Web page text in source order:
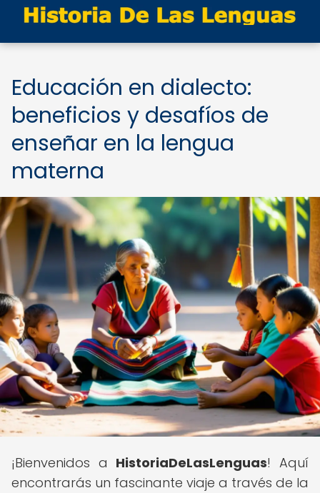
Educación en dialecto:
beneficios y desafíos de
enseñar en la lengua
materna
¡Bienvenidos a HistoriaDeLasLenguas! Aquí
encontrarás un fascinante viaje a través de la